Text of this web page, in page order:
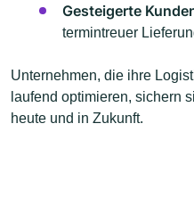
Gesteigerte
termintreuer
Unternehmen, die ihre
laufend optimieren, sichern
heute und in Zukunft.